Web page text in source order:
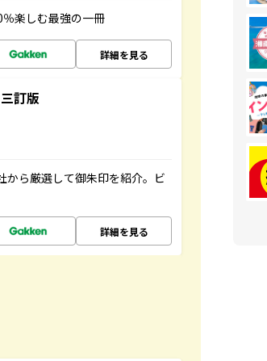
楽しむ最強の一冊
詳細を見る
訂版
から厳選して御朱印を紹介。ビ
詳細を見る